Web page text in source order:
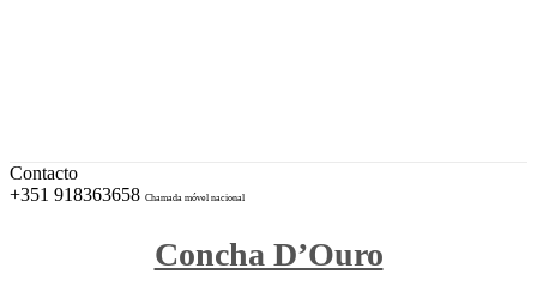
Contacto
+351 918363658 Chamada móvel nacional
Concha D’Ouro